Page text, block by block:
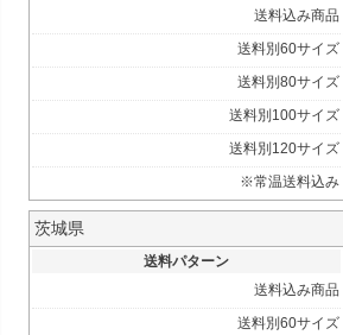
送料込み商品
送料別60サイズ
送料別80サイズ
送料別100サイズ
送料別120サイズ
※常温送料込み
茨城県
送料パターン
送料込み商品
送料別60サイズ